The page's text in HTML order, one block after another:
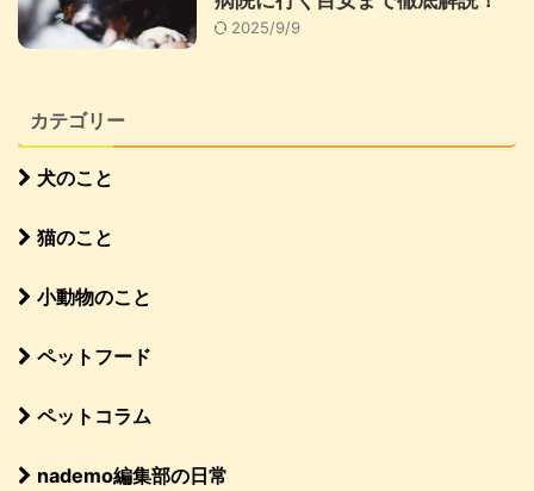
2025/9/9
カテゴリー
犬のこと
猫のこと
小動物のこと
ペットフード
ペットコラム
nademo編集部の日常